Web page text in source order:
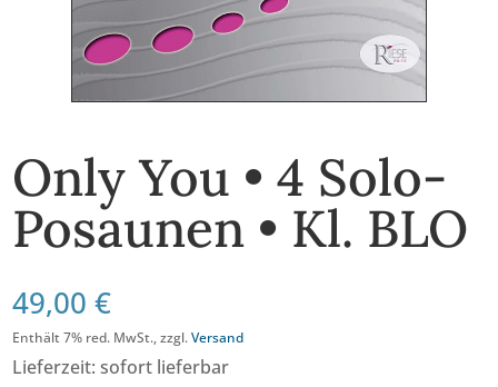
Only You • 4 Solo-
Posaunen • Kl. BLO
49,00€
Enthält 7% red. MwSt., zzgl.Versand
Lieferzeit: sofort lieferbar